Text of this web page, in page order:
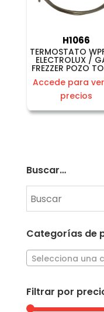
H1066
TERMOSTATO
ELECTROLUX /
FREZZER POZO
Accede para
precios
Buscar…
Categorías de
Selecciona una
Filtrar por